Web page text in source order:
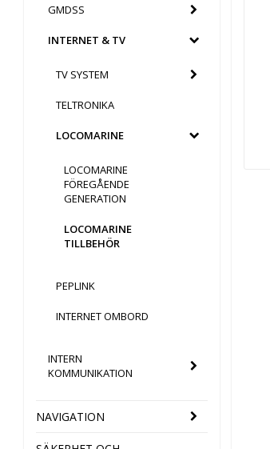
GMDSS
INTERNET & TV
TV SYSTEM
TELTRONIKA
LOCOMARINE
LOCOMARINE
FÖREGÅENDE
GENERATION
LOCOMARINE
TILLBEHÖR
PEPLINK
INTERNET OMBORD
INTERN
KOMMUNIKATION
NAVIGATION